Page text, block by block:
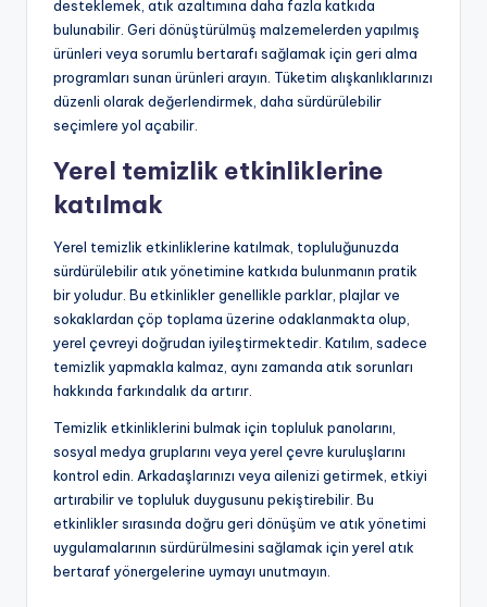
desteklemek, atık azaltımına daha fazla katkıda
bulunabilir. Geri dönüştürülmüş malzemelerden yapılmış
ürünleri veya sorumlu bertarafı sağlamak için geri alma
programları sunan ürünleri arayın. Tüketim alışkanlıklarınızı
düzenli olarak değerlendirmek, daha sürdürülebilir
seçimlere yol açabilir.
Yerel temizlik etkinliklerine
katılmak
Yerel temizlik etkinliklerine katılmak, topluluğunuzda
sürdürülebilir atık yönetimine katkıda bulunmanın pratik
bir yoludur. Bu etkinlikler genellikle parklar, plajlar ve
sokaklardan çöp toplama üzerine odaklanmakta olup,
yerel çevreyi doğrudan iyileştirmektedir. Katılım, sadece
temizlik yapmakla kalmaz, aynı zamanda atık sorunları
hakkında farkındalık da artırır.
Temizlik etkinliklerini bulmak için topluluk panolarını,
sosyal medya gruplarını veya yerel çevre kuruluşlarını
kontrol edin. Arkadaşlarınızı veya ailenizi getirmek, etkiyi
artırabilir ve topluluk duygusunu pekiştirebilir. Bu
etkinlikler sırasında doğru geri dönüşüm ve atık yönetimi
uygulamalarının sürdürülmesini sağlamak için yerel atık
bertaraf yönergelerine uymayı unutmayın.